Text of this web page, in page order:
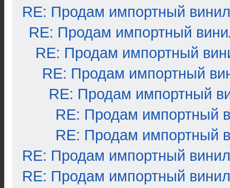
RE: Продам импортный винил
RE: Продам импортный
RE: Продам импортный
RE: Продам импортный
RE: Продам импортный
RE: Продам импортный
RE: Продам импортный
RE: Продам импортный винил
RE: Продам импортный винил